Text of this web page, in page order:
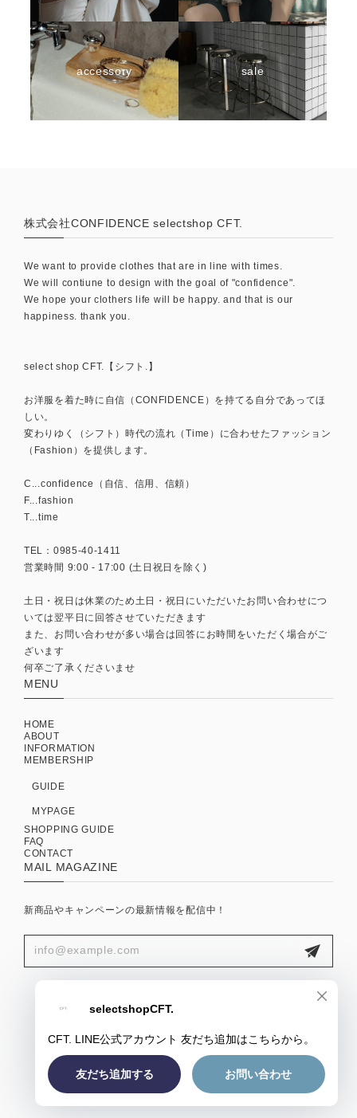
accessory sale
株式会社CONFIDENCE selectshop CFT.
We want to provide clothes that are in line with times.
We will contiune to design with the goal of "confidence".
We hope your clothers life will be happy. and that is our
happiness. thank you.
select shop CFT.【シフト.】
お洋服を着た時に自信（CONFIDENCE）を持てる自分であってほ
しい。
変わりゆく（シフト）時代の流れ（Time）に合わせたファッション
（Fashion）を提供します。
C...confidence（自信、信用、信頼）
F...fashion
T...time
TEL：0985-40-1411
営業時間 9:00 - 17:00 (土日祝日を除く)
土日・祝日は休業のため土日・祝日にいただいたお問い合わせにつ
いては翌平日に回答させていただきます
また、お問い合わせが多い場合は回答にお時間をいただく場合がご
ざいます
何卒ご了承くださいませ
MENU
HOME
ABOUT
INFORMATION
MEMBERSHIP
GUIDE
MYPAGE
SHOPPING GUIDE
FAQ
CONTACT
MAIL MAGAZINE
新商品やキャンペーンの最新情報を配信中！